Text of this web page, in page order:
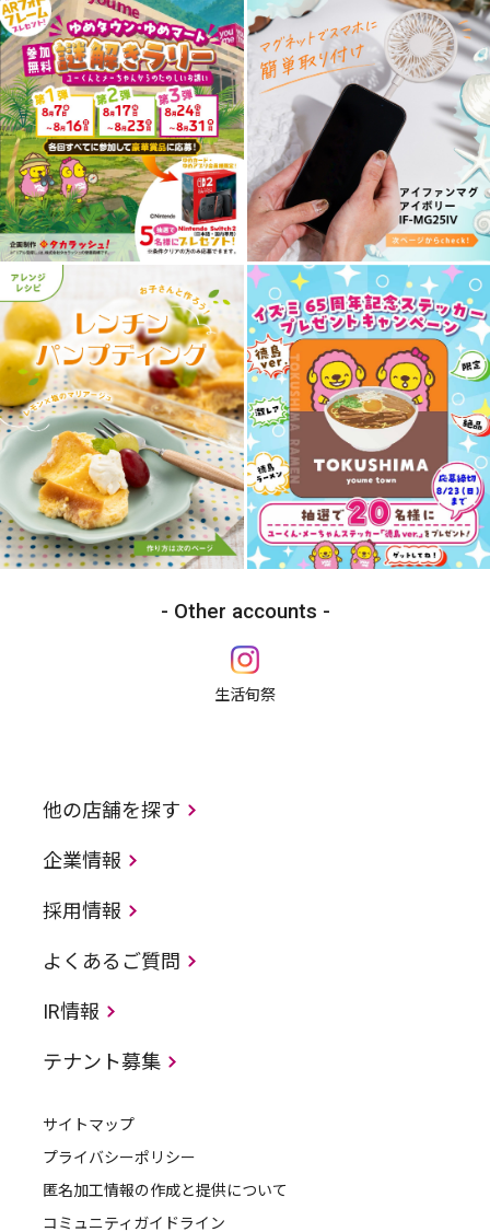
Other accounts
生活旬祭
他の店舗を探す
企業情報
採用情報
よくあるご質問
IR情報
テナント募集
サイトマップ
プライバシーポリシー
匿名加工情報の作成と提供について
コミュニティガイドライン